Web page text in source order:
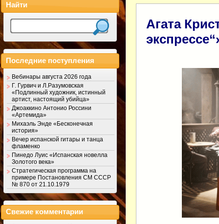
Агата
Найти
Последние поступления
Вебинары августа 2026 года
Г. Гурвич и Л.Разумовская
«Подлинный художник, истинный
артист, настоящий убийца»
Джоаккино Антонио Россини
«Артемида»
Михаэль Энде «Бесконечная
история»
Вечер испанской гитары и танца
фламенко
Пинедо Луис «Испанская новелла
Золотого века»
Стратегическая программа на
примере Постановления СМ СССР
№ 870 от 21.10.1979
Свежие комментарии